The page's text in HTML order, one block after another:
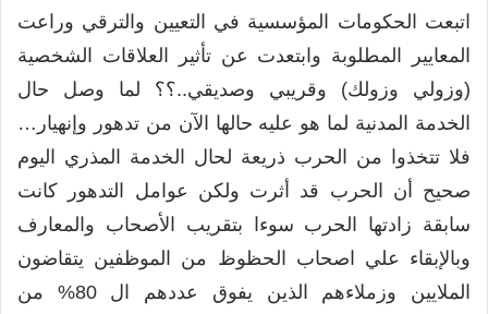
اتبعت الحكومات المؤسسية في التعيين والترقي وراعت
المعايير المطلوبة وابتعدت عن تأثير العلاقات الشخصية
(وزولي وزولك) وقريبي وصديقي..؟؟ لما وصل حال
الخدمة المدنية لما هو عليه حالها الآن من تدهور وإنهيار…
فلا تتخذوا من الحرب ذريعة لحال الخدمة المذري اليوم
صحيح أن الحرب قد أثرت ولكن عوامل التدهور كانت
سابقة زادتها الحرب سوءا بتقريب الأصحاب والمعارف
وبالإبقاء علي اصحاب الحظوظ من الموظفين يتقاضون
الملايين وزملاءهم الذين يفوق عددهم ال 80% من